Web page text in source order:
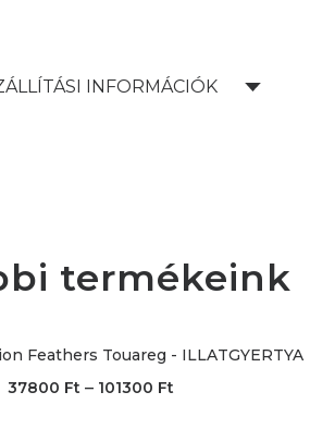
INFORMÁCIÓK
termékeink
Feathers Touareg - ILLATGYERTYA
37800 Ft – 101300 Ft